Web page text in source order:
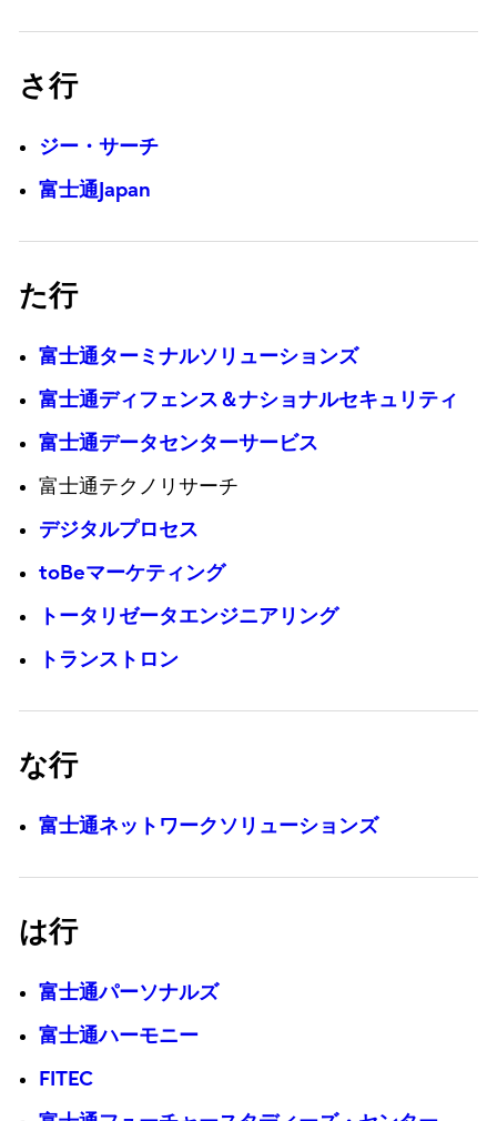
さ行
ジー・サーチ
富士通Japan
た行
富士通ターミナルソリューションズ
富士通ディフェンス＆ナショナルセキュリティ
富士通データセンターサービス
富士通テクノリサーチ
デジタルプロセス
toBeマーケティング
トータリゼータエンジニアリング
トランストロン
な行
富士通ネットワークソリューションズ
は行
富士通パーソナルズ
富士通ハーモニー
FITEC